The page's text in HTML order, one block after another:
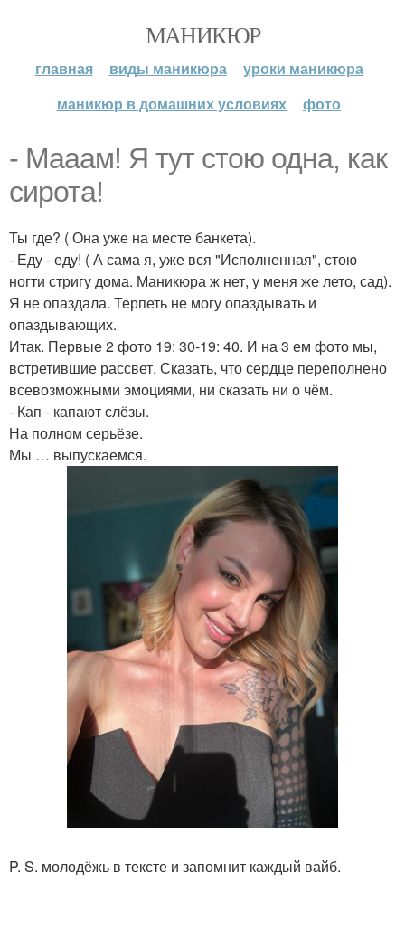
МАНИКЮР
главная виды маникюра
уроки маникюра
маникюр в домашних условиях
фото
- Мааам! Я тут стою одна, как
сирота!
Ты где? ( Она уже на месте банкета).
- Еду - еду! ( А сама я, уже вся "Исполненная", стою
ногти стригу дома. Маникюра ж нет, у меня же лето, сад).
Я не опаздала. Терпеть не могу опаздывать и
опаздывающих.
Итак. Первые 2 фото 19: 30-19: 40. И на 3 ем фото мы,
встретившие рассвет. Сказать, что сердце переполнено
всевозможными эмоциями, ни сказать ни о чём.
- Кап - капают слёзы.
На полном серьёзе.
Мы … выпускаемся.
P. S. молодёжь в тексте и запомнит каждый вайб.